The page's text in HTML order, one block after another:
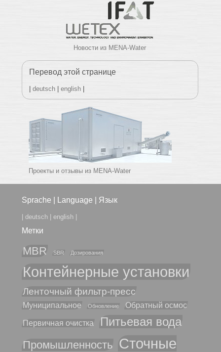
Новости из MENA-Water
Перевод этой странице
|deutsch |english
Проекты и отзывы из MENA-Water
Sprache | Language | Язык
deutsch english
Метки
MBR SBR Дозирования
Контейнерные установки
Ленточный фильтр-пресс
Муниципальное Обновление Обратный осмос
Первичная очистка Питьевая вода
Промышленность Сточные